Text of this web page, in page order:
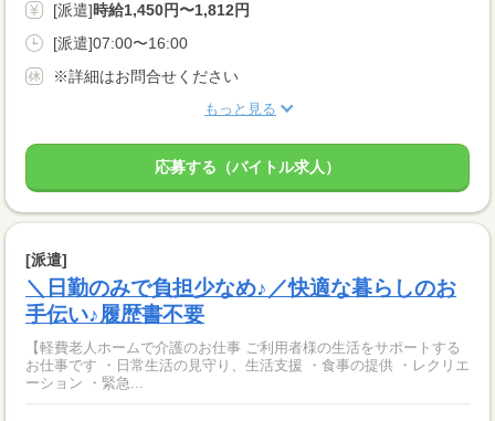
[派遣]時給1,450円〜1,812円
[派遣]07:00〜16:00
※詳細はお問合せください
もっと見る
応募する（バイトル求人）
[派遣]
＼日勤のみで負担少なめ♪／快適な暮らしのお
手伝い♪履歴書不要
【軽費老人ホームで介護のお仕事 ご利用者様の生活をサポートする
お仕事です ・日常生活の見守り、生活支援 ・食事の提供 ・レクリエ
ーション ・緊急...